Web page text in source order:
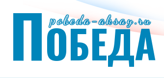
pobeda-aksay.ru
ПОБЕДА